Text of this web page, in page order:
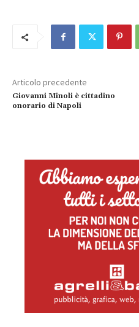
Articolo precedente
Giovanni Minoli è cittadino
onorario di Napoli